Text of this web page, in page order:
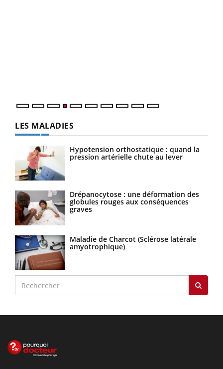
LES MALADIES
Hypotension orthostatique : quand la
pression artérielle chute au lever
Drépanocytose : une déformation des
globules rouges aux conséquences
graves
Maladie de Charcot (Sclérose latérale
amyotrophique)